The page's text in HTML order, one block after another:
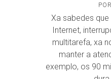
POR
Xa sabedes
Internet,
multitarefa, xa
manter a
exemplo, os 90